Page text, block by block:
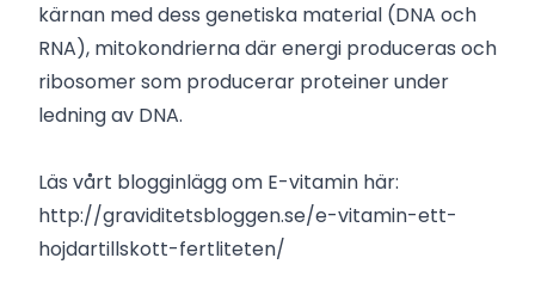
kärnan med dess genetiska material (DNA och
RNA), mitokondrierna där energi produceras och
ribosomer som producerar proteiner under
ledning av DNA.
Läs vårt blogginlägg om E-vitamin här:
http://graviditetsbloggen.se/e-vitamin-ett-
hojdartillskott-fertliteten/